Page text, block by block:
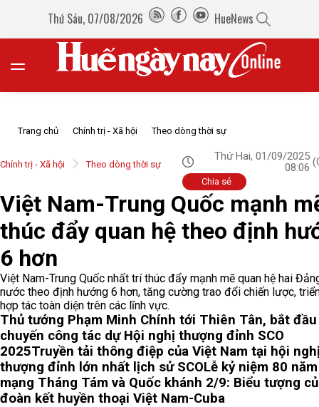
Thứ Sáu, 07/08/2026 HueNews
Trang chủ Chính trị - Xã hội Theo dòng thời sự
Chính trị - Xã hội Theo dòng thời sự
Thứ Hai, 01/09/2025
08:06
Chia sẻ
Việt Nam-Trung Quốc mạnh
thúc đẩy quan hệ theo định
6 hơn
Việt Nam-Trung Quốc nhất trí thúc đẩy mạnh mẽ quan hệ hai
nước theo định hướng 6 hơn, tăng cường trao đổi chiến lược,
hợp tác toàn diện trên các lĩnh vực.
Thủ tướng Phạm Minh Chính tới Thiên Tân, bắt đầu
chuyến công tác dự Hội nghị thượng đỉnh SCO
2025Truyền tải thông điệp của Việt Nam tại hội
thượng đỉnh lớn nhất lịch sử SCOLễ kỷ niệm 80
mạng Tháng Tám và Quốc khánh 2/9: Biểu tượng
đoàn kết huyền thoại Việt Nam-Cuba